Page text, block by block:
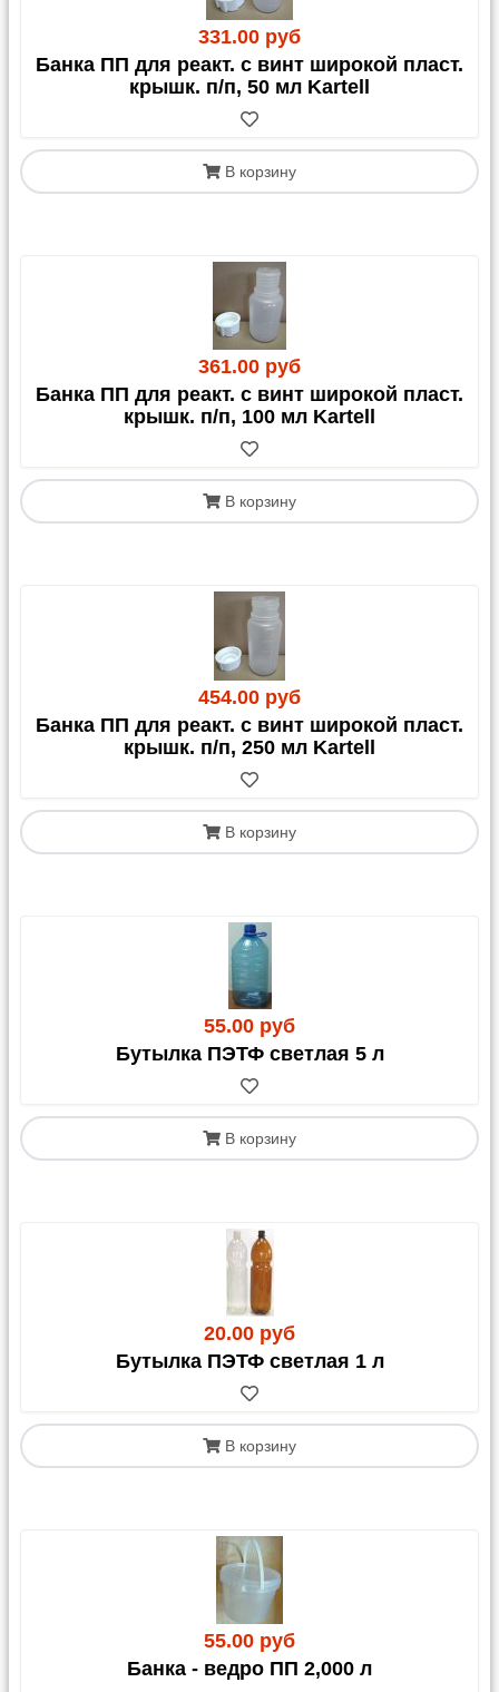
С 1 апреля 2023 года для грузов в/из Казахстана
обязательным документом являетсяСНТ
(Сопроводительная Накладная на Товар)
документ должен быть оформлен получателем
331.00 руб
Банка ПП для реакт. с винт широкой пласт.
крышк. п/п, 50 мл Kartell
В корзину
361.00 руб
Банка ПП для реакт. с винт широкой пласт.
крышк. п/п, 100 мл Kartell
В корзину
454.00 руб
Банка ПП для реакт. с винт широкой пласт.
крышк. п/п, 250 мл Kartell
В корзину
55.00 руб
Бутылка ПЭТФ светлая 5 л
В корзину
20.00 руб
Бутылка ПЭТФ светлая 1 л
В корзину
55.00 руб
Банка - ведро ПП 2,000 л